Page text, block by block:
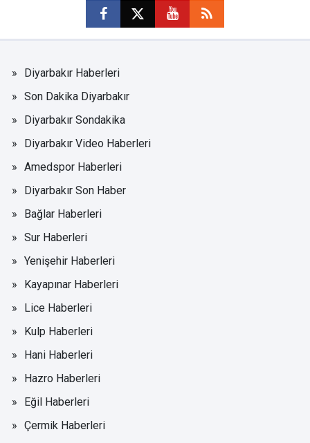
Diyarbakır Haberleri
Son Dakika Diyarbakır
Diyarbakır Sondakika
Diyarbakır Video Haberleri
Amedspor Haberleri
Diyarbakır Son Haber
Bağlar Haberleri
Sur Haberleri
Yenişehir Haberleri
Kayapınar Haberleri
Lice Haberleri
Kulp Haberleri
Hani Haberleri
Hazro Haberleri
Eğil Haberleri
Çermik Haberleri